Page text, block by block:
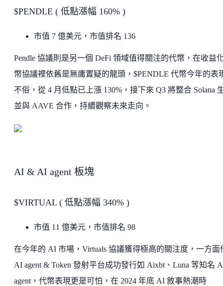
$PENDLE ( 低點漲幅 160% )
市值 7 億美元，市值排名 136
Pendle 協議則是另一個 DeFi 領域值得關注的代幣，在收益
幣協議裡依舊是無庸置疑的龍頭，$PENDLE 代幣今年的表
不俗，從 4 月低點已上漲 130%，接下來 Q3 將整合 Solana
並與 AAVE 合作，持續觀察未來走向。
AI & AI agent 板塊
$VIRTUAL ( 低點漲幅 340% )
市值 11 億美元，市值排名 98
在今年的 AI 市場，Virtuals 協議獲得極高的關注度，一方面
AI agent & Token 發射平台成功發行如 Aixbt、Luna 等知名
agent，代幣表現更是可怕，在 2024 年底 AI 敘事熱潮時